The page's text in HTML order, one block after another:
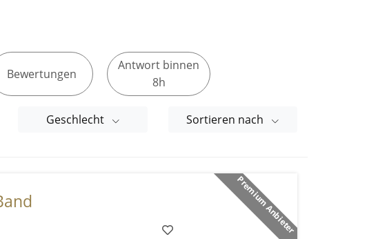
Bewertungen
Antwort binnen
8h
Geschlecht Sortieren nach
Premium Anbieter